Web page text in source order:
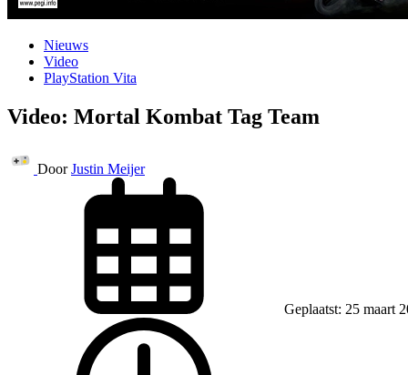
Nieuws
Video
PlayStation Vita
Video: Mortal Kombat Tag Team
Door Justin Meijer
Geplaatst: 25 maart